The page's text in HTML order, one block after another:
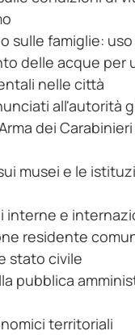
sulle famiglie:
delle acque per
nelle città
all'autorità
dei
musei e le
interne e
residente
stato civile
pubblica
territoriali